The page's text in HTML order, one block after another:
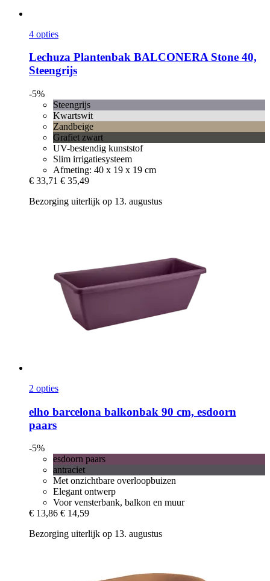
4 opties
Lechuza Plantenbak BALCONERA Stone 40,
Steengrijs
-5%
Steengrijs
Kwartswit
Zandbeige
Grafiet zwart
UV-bestendig kunststof
Slim irrigatiesysteem
Afmeting: 40 x 19 x 19 cm
€ 33,71 € 35,49
Bezorging uiterlijk op 13. augustus
2 opties
elho barcelona balkonbak 90 cm, esdoorn
paars
-5%
esdoorn paars
antraciet
Met onzichtbare overloopbuizen
Elegant ontwerp
Voor vensterbank, balkon en muur
€ 13,86 € 14,59
Bezorging uiterlijk op 13. augustus